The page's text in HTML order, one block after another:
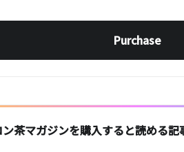
Purchase
茶マガジンを購入すると読める記